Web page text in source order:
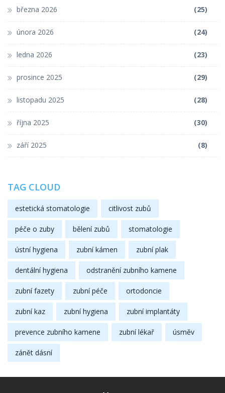
března 2026 (25)
února 2026 (24)
ledna 2026 (23)
prosince 2025 (29)
listopadu 2025 (28)
října 2025 (30)
září 2025 (8)
TAG CLOUD
estetická stomatologie citlivost zubů
péče o zuby bělení zubů stomatologie
ústní hygiena zubní kámen zubní plak
dentální hygiena odstranění zubního kamene
zubní fazety zubní péče ortodoncie
zubní kaz zubní hygiena zubní implantáty
prevence zubního kamene zubní lékař úsměv
zánět dásní